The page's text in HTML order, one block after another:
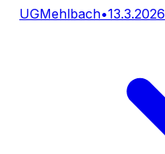
UGMehlbach•13.3.2026